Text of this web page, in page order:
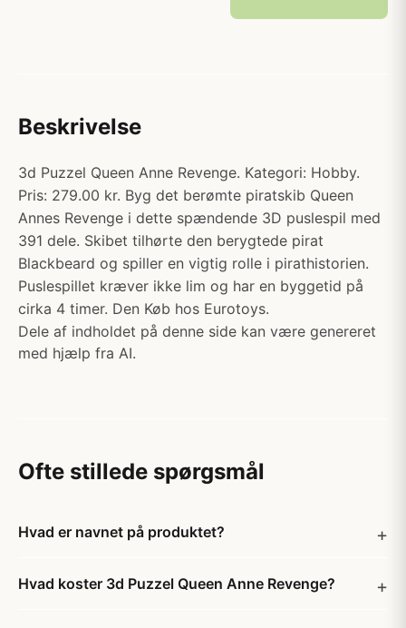
Beskrivelse
3d Puzzel Queen Anne Revenge. Kategori: Hobby.
Pris: 279.00 kr. Byg det berømte piratskib Queen
Annes Revenge i dette spændende 3D puslespil med
391 dele. Skibet tilhørte den berygtede pirat
Blackbeard og spiller en vigtig rolle i pirathistorien.
Puslespillet kræver ikke lim og har en byggetid på
cirka 4 timer. Den Køb hos Eurotoys.
Dele af indholdet på denne side kan være genereret
med hjælp fra AI.
Ofte stillede spørgsmål
Hvad er navnet på produktet?
Hvad koster 3d Puzzel Queen Anne Revenge?